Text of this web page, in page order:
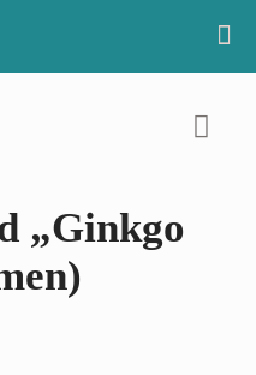
„Ginkgo